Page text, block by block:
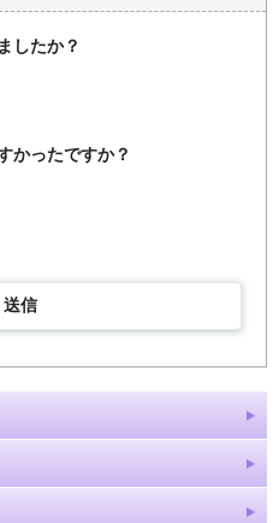
したか？
かったですか？
送信